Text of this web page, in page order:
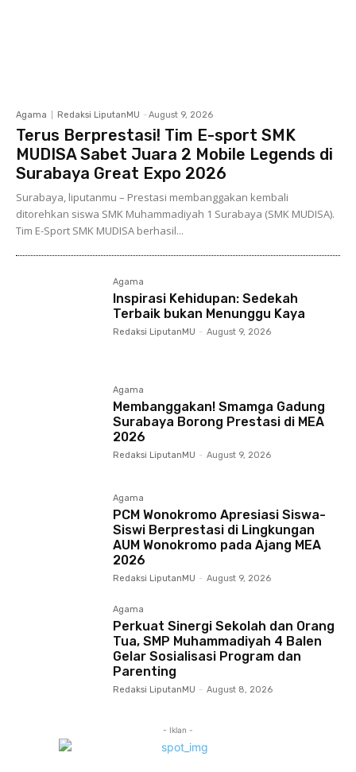
Agama Redaksi LiputanMU - August 9, 2026
Terus Berprestasi! Tim E-sport SMK
MUDISA Sabet Juara 2 Mobile Legends di
Surabaya Great Expo 2026
Surabaya, liputanmu – Prestasi membanggakan kembali
ditorehkan siswa SMK Muhammadiyah 1 Surabaya (SMK MUDISA).
Tim E-Sport SMK MUDISA berhasil...
Agama
Inspirasi Kehidupan: Sedekah
Terbaik bukan Menunggu Kaya
Redaksi LiputanMU - August 9, 2026
Agama
Membanggakan! Smamga Gadung
Surabaya Borong Prestasi di MEA
2026
Redaksi LiputanMU - August 9, 2026
Agama
PCM Wonokromo Apresiasi Siswa-
Siswi Berprestasi di Lingkungan
AUM Wonokromo pada Ajang MEA
2026
Redaksi LiputanMU - August 9, 2026
Agama
Perkuat Sinergi Sekolah dan Orang
Tua, SMP Muhammadiyah 4 Balen
Gelar Sosialisasi Program dan
Parenting
Redaksi LiputanMU - August 8, 2026
- Iklan -